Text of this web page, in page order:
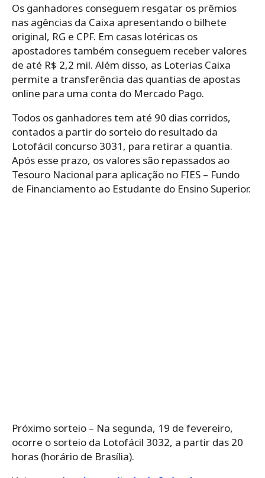
Os ganhadores conseguem resgatar os prêmios
nas agências da Caixa apresentando o bilhete
original, RG e CPF. Em casas lotéricas os
apostadores também conseguem receber valores
de até R$ 2,2 mil. Além disso, as Loterias Caixa
permite a transferência das quantias de apostas
online para uma conta do Mercado Pago.
Todos os ganhadores tem até 90 dias corridos,
contados a partir do sorteio do resultado da
Lotofácil concurso 3031, para retirar a quantia.
Após esse prazo, os valores são repassados ao
Tesouro Nacional para aplicação no FIES – Fundo
de Financiamento ao Estudante do Ensino Superior.
Próximo sorteio – Na segunda, 19 de fevereiro,
ocorre o sorteio da Lotofácil 3032, a partir das 20
horas (horário de Brasília).